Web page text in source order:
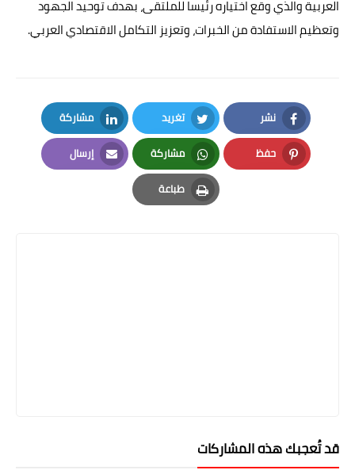
العربية والذي وقع اختياره رئيسا للملتقى، بهدف توحيد الجهود
وتعظيم الاستفادة من الخبرات، وتعزيز التكامل الاقتصادي العربي.
نشر
Facebook
تغريد
Twitter
مشاركة
LinkedIn
حفظ
Pinterest
مشاركة
Whatsapp
إرسال
Email
طباعة
Print
قد تُعجبك هذه المشاركات